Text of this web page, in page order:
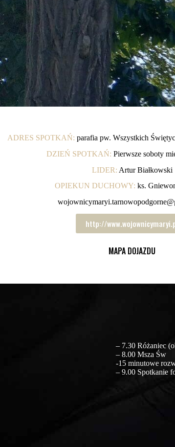
ADRES SPOTKAŃ: parafia pw. Wszystkich
DZIEŃ SPOTKAŃ: Pierwsze soboty
LIDER: Artur Białkowski
OPIEKUN DUCHOWY: ks.
http://
MAPA DOJAZDU
– 7.30 Różaniec
– 8.00 Msza Św
-15 minutowe
– 9.00 Spotkanie